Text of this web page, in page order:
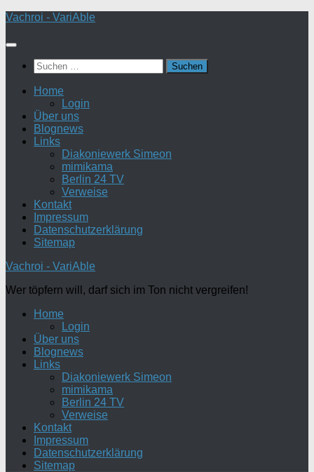
Zum
springen
Vachroi - VariAble
Suchen
nach:
Home
Login
Über uns
Blognews
Links
Diakoniewerk Simeon
mimikama
Berlin 24 TV
Verweise
Kontakt
Impressum
Datenschutzerklärung
Sitemap
Vachroi - VariAble
Wer töpfern will, darf sich im Ton nicht vergreifen!
Home
Login
Über uns
Blognews
Links
Diakoniewerk Simeon
mimikama
Berlin 24 TV
Verweise
Kontakt
Impressum
Datenschutzerklärung
Sitemap